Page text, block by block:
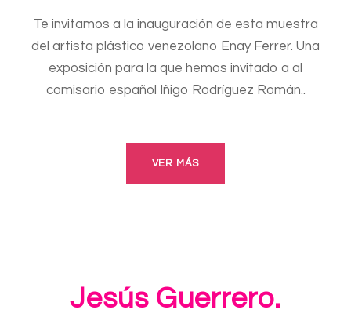
Te invitamos a la inauguración de esta muestra
del artista plástico venezolano Enay Ferrer. Una
exposición para la que hemos invitado a al
comisario español Iñigo Rodríguez Román..
VER MÁS
Jesús Guerrero.